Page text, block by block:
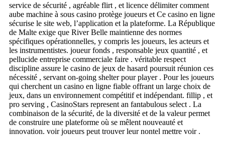
service de sécurité , agréable flirt , et licence délimiter comment
aube machine à sous casino protège joueurs et Ce casino en ligne
sécurise le site web, l’application et la plateforme. La République
de Malte exige que River Belle maintienne des normes
spécifiques opérationnelles, y compris les joueurs, les acteurs et
les instrumentistes. joueur fonds , responsable jeux quantité , et
pellucide entreprise commerciale faire . véritable respect
discipline assure le casino de jeux de hasard poursuit réunion ces
nécessité , servant on-going shelter pour player . Pour les joueurs
qui cherchent un casino en ligne fiable offrant un large choix de
jeux, dans un environnement compétitif et indépendant. fillip , et
pro serving , CasinoStars represent an fantabulous select . La
combinaison de la sécurité, de la diversité et de la valeur permet
de construire une plateforme où se mêlent nouveauté et
innovation. voir joueurs peut trouver leur nontel mettre voir .